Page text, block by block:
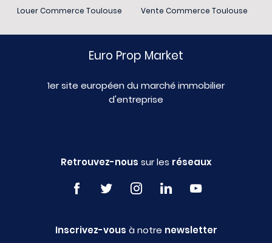
Louer Commerce Toulouse
Vente Commerce Toulouse
Euro Prop Market
1er site européen du marché immobilier
d'entreprise
Retrouvez-nous sur les réseaux
Inscrivez-vous à notre newsletter